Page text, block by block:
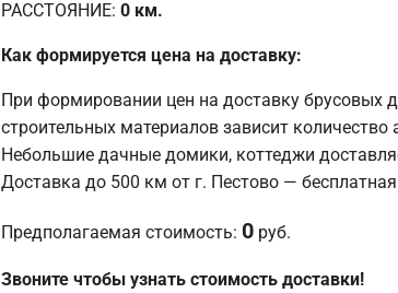
РАССТОЯНИЕ: 0 км.
Как формируется цена на доставку:
При формировании цен на доставку брусовых
строительных материалов зависит
Небольшие дачные домики, коттеджи
Доставка до 500 км от г. Пестово —
Предполагаемая стоимость: 0 руб.
Звоните чтобы узнать стоимость доставки!